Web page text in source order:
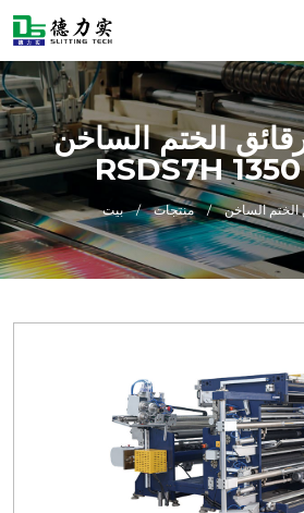
الختم الساخن
RSDS7H
بيت / منتجات / الختم الساخن